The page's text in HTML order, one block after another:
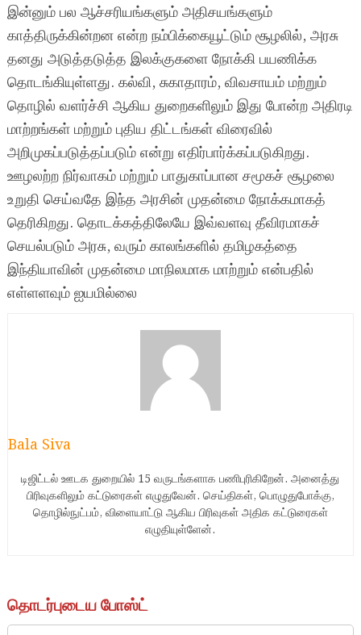
இன்னும் பல ஆச்சரியங்களும் அதிசயங்களும்
காத்திருக்கின்றன என்ற நம்பிக்கையூட்டும் சூழலில், அரசு
தனது அடுத்தடுத்த இலக்குகளை நோக்கி பயணிக்க
தொடங்கியுள்ளது. கல்வி, சுகாதாரம், விவசாயம் மற்றும்
தொழில் வளர்ச்சி ஆகிய துறைகளிலும் இது போன்ற அதிரடி
மாற்றங்கள் மற்றும் புதிய திட்டங்கள் விரைவில்
அறிமுகப்படுத்தப்படும் என்று எதிர்பார்க்கப்படுகிறது.
ஊழலற்ற நிர்வாகம் மற்றும் பாதுகாப்பான சமூகச் சூழலை
உறுதி செய்வதே இந்த அரசின் முதன்மை நோக்கமாகத்
தெரிகிறது. தொடக்கத்திலேயே இவ்வளவு தீவிரமாகச்
செயல்படும் அரசு, வரும் காலங்களில் தமிழகத்தை
இந்தியாவின் முதன்மை மாநிலமாக மாற்றும் என்பதில்
எள்ளளவும் ஐயமில்லை
Bala Siva
டிஜிட்டல் ஊடக துறையில் 15 வருடங்களாக பணிபுரிகிறேன். அனைத்து
பிரிவுகளிலும் கட்டுரைகள் எழுதுவேன். செய்திகள், பொழுதுபோக்கு,
தொழில்நுட்பம், விளையாட்டு ஆகிய பிரிவுகள் அதிக கட்டுரைகள்
எழுதியுள்ளேன்.
தொடர்புடைய போஸ்ட்